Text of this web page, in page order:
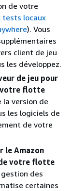
de votre
tests locaux
). Vous
client de jeu
les développez.
de jeu pour
votre flotte
la version de
les logiciels de
de votre
le Amazon
votre flotte
des
certaines